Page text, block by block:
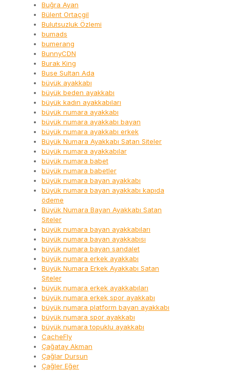
Buğra Ayan
Bülent Ortaçgil
Bulutsuzluk Özlemi
bumads
bumerang
BunnyCDN
Burak King
Buse Sultan Ada
büyük ayakkabı
büyük beden ayakkabı
büyük kadın ayakkabıları
büyük numara ayakkabı
büyük numara ayakkabı bayan
büyük numara ayakkabı erkek
Büyük Numara Ayakkabı Satan Siteler
büyük numara ayakkabılar
büyük numara babet
büyük numara babetler
büyük numara bayan ayakkabı
büyük numara bayan ayakkabı kapıda
ödeme
Büyük Numara Bayan Ayakkabı Satan
Siteler
büyük numara bayan ayakkabıları
büyük numara bayan ayakkabısı
büyük numara bayan sandalet
büyük numara erkek ayakkabı
Büyük Numara Erkek Ayakkabı Satan
Siteler
büyük numara erkek ayakkabıları
büyük numara erkek spor ayakkabı
büyük numara platform bayan ayakkabı
büyük numara spor ayakkabı
büyük numara topuklu ayakkabı
CacheFly
Çağatay Akman
Çağlar Dursun
Çağler Eğer